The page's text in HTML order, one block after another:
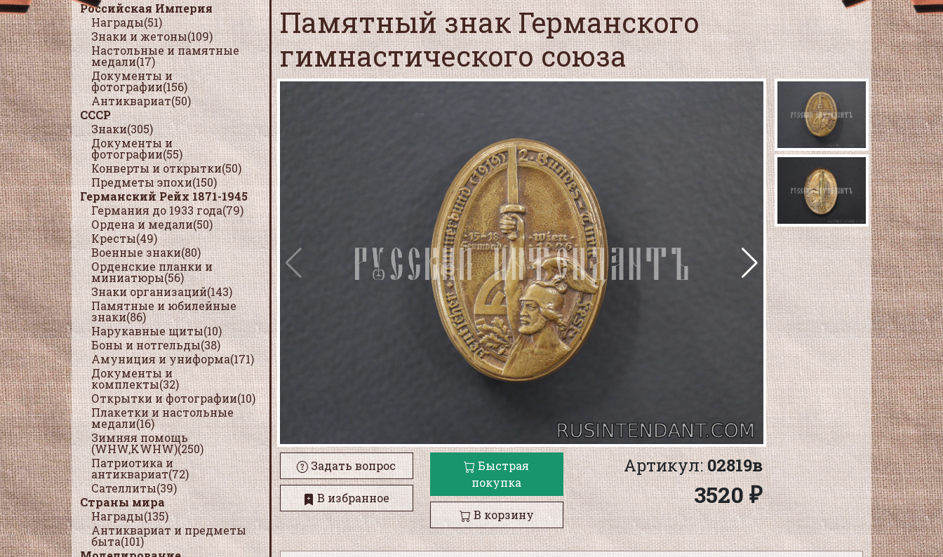
Российская Империя
Награды(51)
Знаки и жетоны(109)
Настольные и памятные
медали(17)
Документы и
фотографии(156)
Антиквариат(50)
СССР
Знаки(305)
Документы и
фотографии(55)
Конверты и открытки(50)
Предметы эпохи(150)
Германский Рейх 1871-1945
Германия до 1933 года(79)
Ордена и медали(50)
Кресты(49)
Военные знаки(80)
Орденские планки и
миниатюры(56)
Знаки организаций(143)
Памятные и юбилейные
знаки(86)
Нарукавные щиты(10)
Боны и нотгельды(38)
Амуниция и униформа(171)
Документы и
комплекты(32)
Открытки и фотографии(10)
Плакетки и настольные
медали(16)
Зимняя помощь
(WHW,KWHW)(250)
Патриотика и
антиквариат(72)
Сателлиты(39)
Страны мира
Награды(135)
Антиквариат и предметы
быта(101)
Памятный знак Германского
гимнастического союза
Задать вопрос
В избранное
Быстрая
покупка
В корзину
Артикул:02819в
3520 ₽